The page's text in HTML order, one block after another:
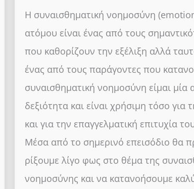
Η συναισθηματική νοημοσύνη
ατόμου είναι ένας από τους
που καθορίζουν την εξέλιξη αλλά
ένας από τους παράγοντες που
συναισθηματική νοημοσύνη είμαι μία
δεξιότητα και είναι χρήσιμη τόσο
και για την επαγγελματική επιτυχία
Μέσα από το σημερινό επεισόδιο θα
ρίξουμε λίγο φως στο θέμα της
νοημοσύνης και να κατανοήσουμε